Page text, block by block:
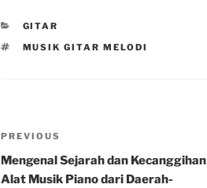
CATEGORIES
GITAR
TAGS
MUSIK GITAR MELODI
Post
navigation
Previous
Post
PREVIOUS
Mengenal Sejarah dan Kecanggihan
Alat Musik Piano dari Daerah-